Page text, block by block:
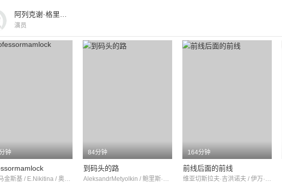
演员
钟
谢苗·马金斯基 / E.Nikitina / 奥列格·扎科夫
84分钟
到码头的路
AleksandrMetyolkin / 鲍里斯·安德烈耶夫 / 奥列格·扎科夫
164分钟
前线后面的前线
维亚切斯拉夫·吉洪诺夫 / 伊万·拉皮科夫 / 加琳娜·波尔斯基赫